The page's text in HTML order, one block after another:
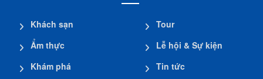
Khách sạn
Ẩm thực
Khám phá
Tour
Lễ hội & Sự kiện
Tin tức